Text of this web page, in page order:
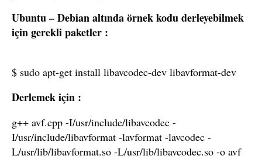
Ubuntu – Debian altında örnek kodu derleyebilmek
için gerekli paketler :
$ sudo apt-get install libavcodec-dev libavformat-dev
Derlemek için :
g++ avf.cpp -I/usr/include/libavcodec -
I/usr/include/libavformat -lavformat -lavcodec -
L/usr/lib/libavformat.so -L/usr/lib/libavcodec.so -o avf